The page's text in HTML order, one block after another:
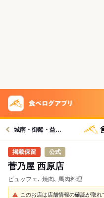
城南・御船・益城グルメへ
公式
菅乃屋 西原店
ビュッフェ､ 焼肉､ 馬肉料理
このお店は店舗情報の確認が取れ